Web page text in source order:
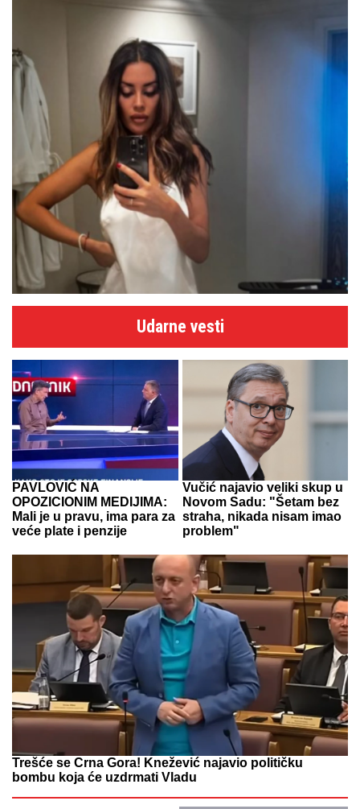
Udarne vesti
PAVLOVIĆ NA
OPOZICIONIM MEDIJIMA:
Mali je u pravu, ima para za
veće plate i penzije
Vučić najavio veliki skup u
Novom Sadu: "Šetam bez
straha, nikada nisam imao
problem"
Trešće se Crna Gora! Knežević najavio političku
bombu koja će uzdrmati Vladu